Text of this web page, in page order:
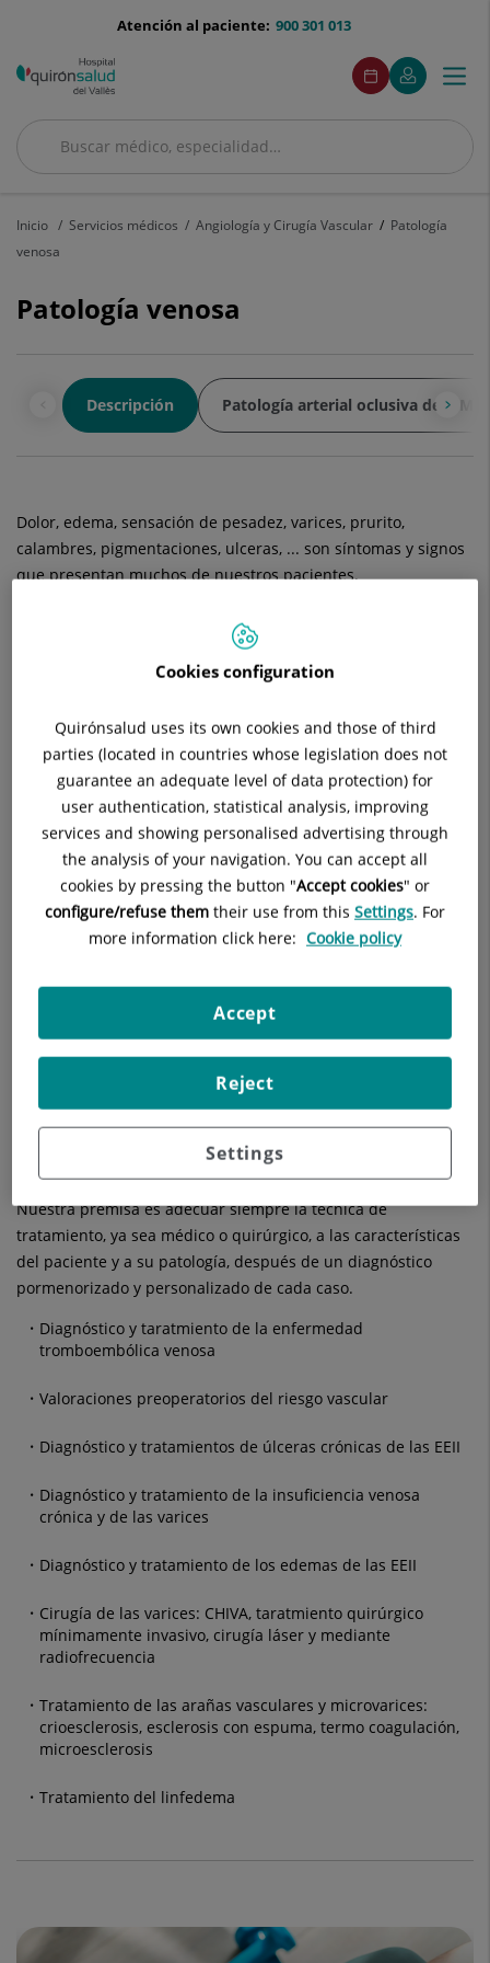
menu-
900 301 013
Atención al paciente:
Buscar
Buscar
menuAcceso
Pide
cita
Este
enlace
se
en
Mi
Quirónsalud
Este
enlace
se
en
ventana
Menú
Inicio Servicios médicos Angiología y Cirugía Vascular
Patología
venosa
Patología venosa
Descripción Patología arterial oclusiva de MMII
Dolor, edema, sensación de pesadez, varices, prurito,
calambres, pigmentaciones, ulceras, ... son síntomas y signos
que presentan muchos de nuestros pacientes.
EEII, a la que muchas veces no presentamos la suficiente
atención, supone un importante problema tanto por las
por la posibilidad de complicaciones potencialmente graves a
medio y largo plazo.
Creemos que el taratamiento de la insuficiencia venosa
crónica y su principal manifestación, las varices, no deben
tratarse solamente desde un punto de vista estético. Debe
profundizarse y tratarse la causa y procesos que la originan.
Disponemos de los métodos diagnósticos y de tratamiento
más actuales y avanzados para tratar desde las pequeñas
esclerosis con microespuma, microtemocoagulación,
esclerosis láser) hasta los cuadros más espectaculares de
varices tronculares, con o sin alteraciones importantes del
Aplicamos las técnicas quirúrgicas más avanzadas, como la
eficaz, poco agresivo y ambulatorio de las varices.
Nuestra premisa es adecuar siempre la técnica de
tratamiento, ya sea médico o quirúrgico, a las características
del paciente y a su patología, después de un diagnóstico
pormenorizado y personalizado de cada caso.
Diagnóstico y taratmiento de la enfermedad
tromboembólica venosa
Valoraciones preoperatorios del riesgo vascular
Diagnóstico y tratamientos de úlceras crónicas de las EEII
Diagnóstico y tratamiento de la insuficiencia venosa
crónica y de las varices
Diagnóstico y tratamiento de los edemas de las EEII
Cirugía de las varices: CHIVA, taratmiento quirúrgico
mínimamente invasivo, cirugía láser y mediante
radiofrecuencia
Tratamiento de las arañas vasculares y microvarices:
crioesclerosis, esclerosis con espuma, termo coagulación,
microesclerosis
Tratamiento del linfedema
Cookies configuration
Quirónsalud uses its own cookies and those of third
parties (located in countries whose legislation does not
guarantee an adequate level of data protection) for
user authentication, statistical analysis, improving
services and showing personalised advertising through
the analysis of your navigation. You can accept all
cookies by pressing the button "Accept cookies" or
configure/refuse them their use from this Settings. For
more information click here: Cookie policy
Settings
Reject
Accept